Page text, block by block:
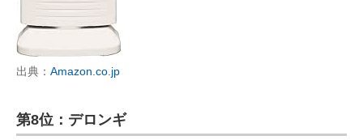
出典： Amazon.co.jp
第8位：デロンギ